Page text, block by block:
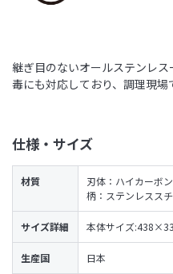
継ぎ目のないオールステンレ
毒にも対応しており、調理現場
仕様・サイズ
材質
刃体：ハイカーボ
柄：ステンレスス
サイズ詳細 本体サイズ
生産国 日本